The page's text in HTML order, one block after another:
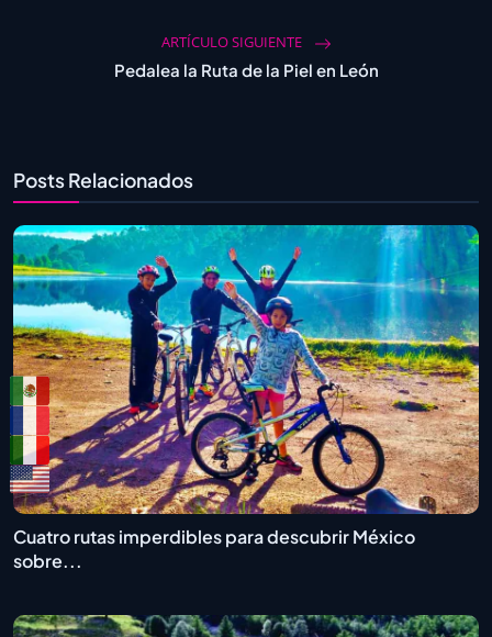
ARTÍCULO SIGUIENTE
Pedalea la Ruta de la Piel en León
Posts Relacionados
Cuatro rutas imperdibles para descubrir México
sobre...